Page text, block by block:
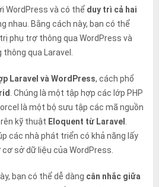
WordPress và có thể duy trì cả hai
nhau. Bằng cách này, bạn có thể
phụ trợ thông qua WordPress và
qua Laravel.
Laravel và WordPress, cách phổ
. Chúng là một tập hợp các lớp PHP
là một bộ sưu tập các mã nguồn
kỹ thuật Eloquent từ Laravel
các nhà phát triển có khả năng lấy
sở dữ liệu của WordPress.
bạn có thể dễ dàng cân nhắc giữa